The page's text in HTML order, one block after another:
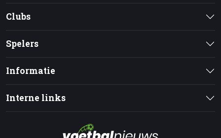
Clubs
Spelers
Informatie
Interne links